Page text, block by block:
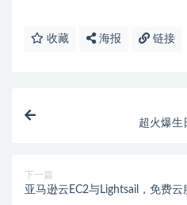
收藏 海报 链接
超火爆生
下一篇
亚马逊云EC2与Lightsail，免费